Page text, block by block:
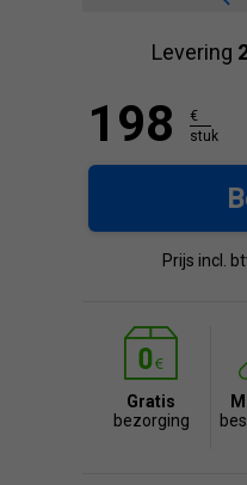
Levering
198
€
stuk
Prijs incl.
Gratis
bezorging